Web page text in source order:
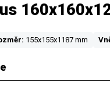
155x155x1187 mm